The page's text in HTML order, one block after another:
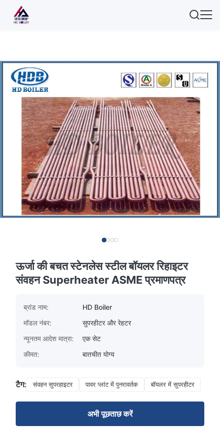
ऊर्जा की बचत स्टेनलेस स्टील बॉयलर रिहाइटर
संवहन Superheater ASME प्रमाणपत्र
ब्रांड नाम:
HD Boiler
मॉडल नंबर:
सुपरहीटर और रेहटर
न्यूनतम आदेश मात्रा:
एक सेट
कीमत:
बातचीत योग्य
टैग: संवहन सुपरहाइटर पावर प्लांट में पुनरावर्तक बॉयलर में सुपरहीटर
अभी पूछताछ करें